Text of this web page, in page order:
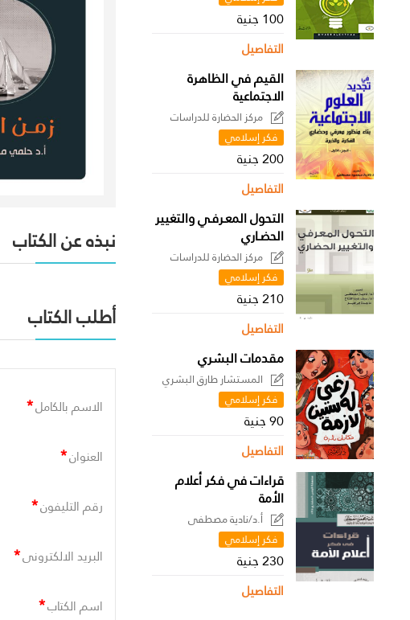
100 جنية
التفاصيل
القيم في الظاهرة
الاجتماعية
مركز الحضارة للدراسات
السياسية
فكر إسلامي
200 جنية
التفاصيل
التحول المعـرفـي والتغيير
الحضـاري
مركز الحضارة للدراسات
السياسية
فكر إسلامي
210 جنية
التفاصيل
مقدمات البشري
المستشار طارق البشري
فكر إسلامي
90 جنية
التفاصيل
قراءات في فكر أعلام
الأمة
أ.د/نادية مصطفى
فكر إسلامي
230 جنية
التفاصيل
نبذه عن الكتاب
أطلب الكتاب
الاسم بالكامل*
العنوان*
رقم التليفون*
البريد الالكترونى*
اسم الكتاب*